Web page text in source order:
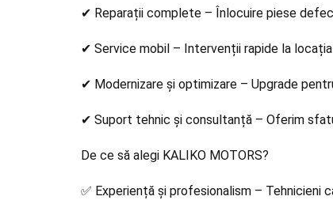
✔ Reparații complete – Înlocuire piese
✔ Service mobil – Intervenții rapide la
✔ Modernizare și optimizare – Upgrade
✔ Suport tehnic și consultanță – Oferim
De ce să alegi KALIKO MOTORS?
✅ Experiență și profesionalism – Tehnicieni